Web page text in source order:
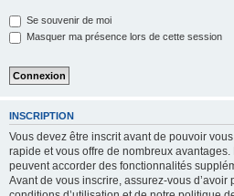
Se souvenir de moi
Masquer ma présence lors de cette session
INSCRIPTION
Vous devez être inscrit avant de pouvoir
rapide et vous offre de nombreux
peuvent accorder des fonctionnalités
Avant de vous inscrire, assurez-vous